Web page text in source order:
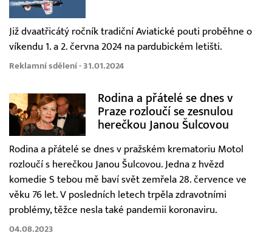
Již dvaatřicátý ročník tradiční Aviatické pouti proběhne o
víkendu 1. a 2. června 2024 na pardubickém letišti.
Reklamní sdělení - 31.01.2024
Rodina a přátelé se dnes v
Praze rozloučí se zesnulou
herečkou Janou Šulcovou
Rodina a přátelé se dnes v pražském krematoriu Motol
rozloučí s herečkou Janou Šulcovou. Jedna z hvězd
komedie S tebou mě baví svět zemřela 28. července ve
věku 76 let. V posledních letech trpěla zdravotními
problémy, těžce nesla také pandemii koronaviru.
04.08.2023